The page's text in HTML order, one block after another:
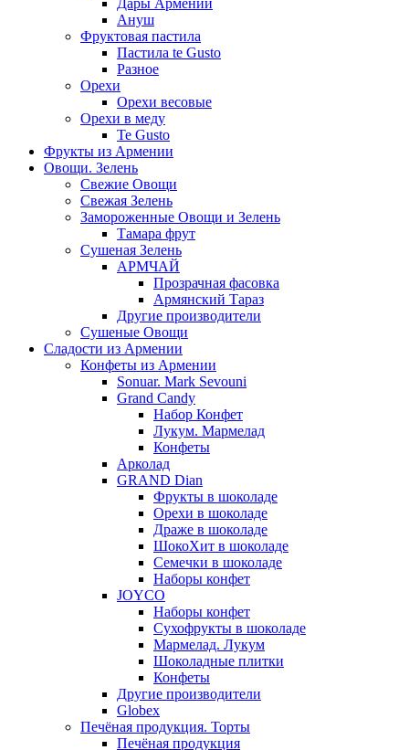
Дары Армении
Ануш
Фруктовая пастила
Пастила te Gusto
Разное
Орехи
Орехи весовые
Орехи в меду
Te Gusto
Фрукты из Армении
Овощи. Зелень
Свежие Овощи
Свежая Зелень
Замороженные Овощи и Зелень
Тамара фрут
Сушеная Зелень
АРМЧАЙ
Прозрачная фасовка
Армянский Тараз
Другие производители
Сушеные Овощи
Сладости из Армении
Конфеты из Армении
Sonuar. Mark Sevouni
Grand Candy
Набор Конфет
Лукум. Мармелад
Конфеты
Арколад
GRAND Dian
Фрукты в шоколаде
Орехи в шоколаде
Драже в шоколаде
ШокоХит в шоколаде
Семечки в шоколаде
Наборы конфет
JOYCO
Наборы конфет
Сухофрукты в шоколаде
Мармелад. Лукум
Шоколадные плитки
Конфеты
Другие производители
Globex
Печёная продукция. Торты
Печёная продукция